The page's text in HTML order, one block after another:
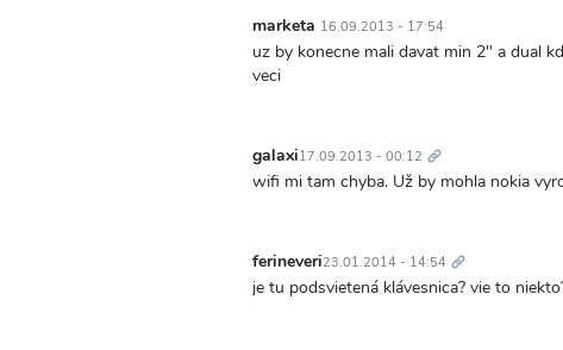
marketa 16.09.2013 - 17:54
uz by konecne mali davat min 2" a dual
veci
galaxi17.09.2013 - 00:12 odkaz
wifi mi tam chyba. Už by mohla nokia
ferineveri23.01.2014 - 14:54 odkaz
je tu podsvietená klávesnica? vie to